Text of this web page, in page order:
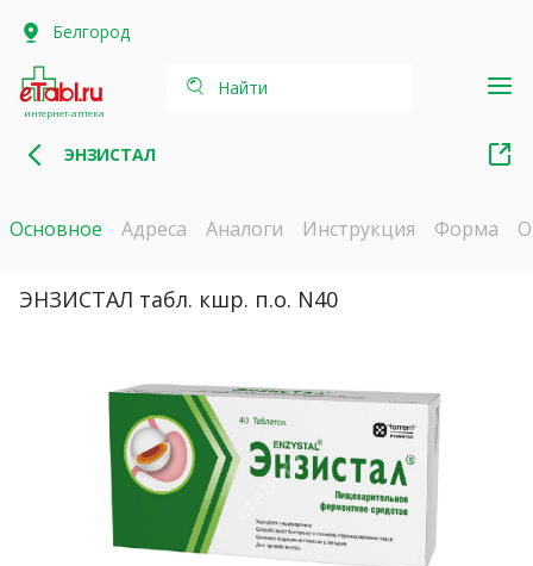
Белгород
интернет-аптека
Найти
ЭНЗИСТАЛ
Основное Адреса Аналоги Инструкция Форма
ЭНЗИСТАЛ табл. кшр. п.о. N40